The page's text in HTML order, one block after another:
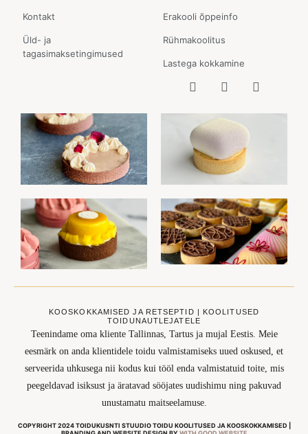
Kontakt
Üld- ja
tagasimaksetingimused
Erakooli õppeinfo
Rühmakoolitus
Lastega kokkamine
KOOSKOKKAMISED JA RETSEPTID | KOOLITUSED
TOIDUNAUTLEJATELE
Teenindame oma kliente Tallinnas, Tartus ja mujal Eestis. Meie
eesmärk on anda klientidele toidu valmistamiseks uued oskused, et
serveerida uhkusega nii kodus kui tööl enda valmistatuid toite, mis
peegeldavad isiksust ja äratavad sööjates uudishimu ning pakuvad
unustamatu maitseelamuse.
COPYRIGHT 2024 TOIDUKUSNTI STUUDIO TOIDU KOOLITUSED JA KOOSKOKKAMISED |